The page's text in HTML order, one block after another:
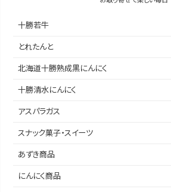
十勝若牛
とれたんと
北海道十勝熟成黒にんにく
十勝清水にんにく
アスパラガス
スナック菓子・スイーツ
あずき商品
にんにく商品